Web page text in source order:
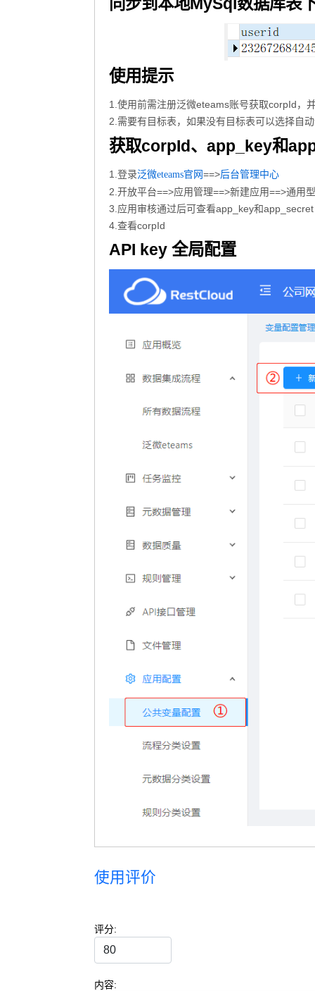
使用提示
1.使用前需注册泛微eteams账号获取corpId，
2.需要有目标表，如果没有目标表可以选择自
获取corpId、app_key和
1.登录泛微eteams官网==>后台管理中心
2.开放平台==>应用管理==>新建应用==>通用
3.应用审核通过后可查看app_key和app_secret
4.查看corpId
API key 全局配置
使用评价
评分:
内容: